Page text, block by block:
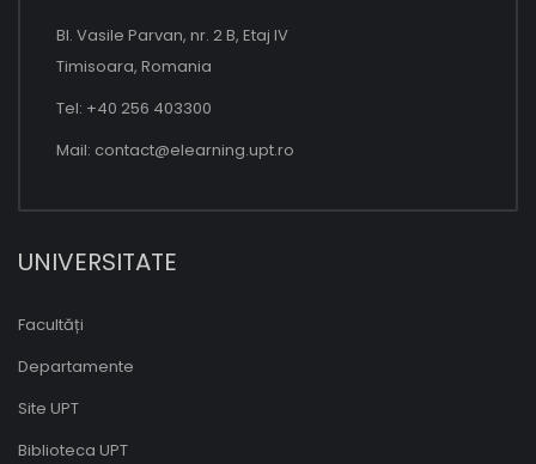
Bl. Vasile Parvan, nr. 2 B, Etaj IV
Timisoara, Romania
Tel: +40 256 403300
Mail: contact@elearning.upt.ro
UNIVERSITATE
Facultăți
Departamente
Site UPT
Biblioteca UPT